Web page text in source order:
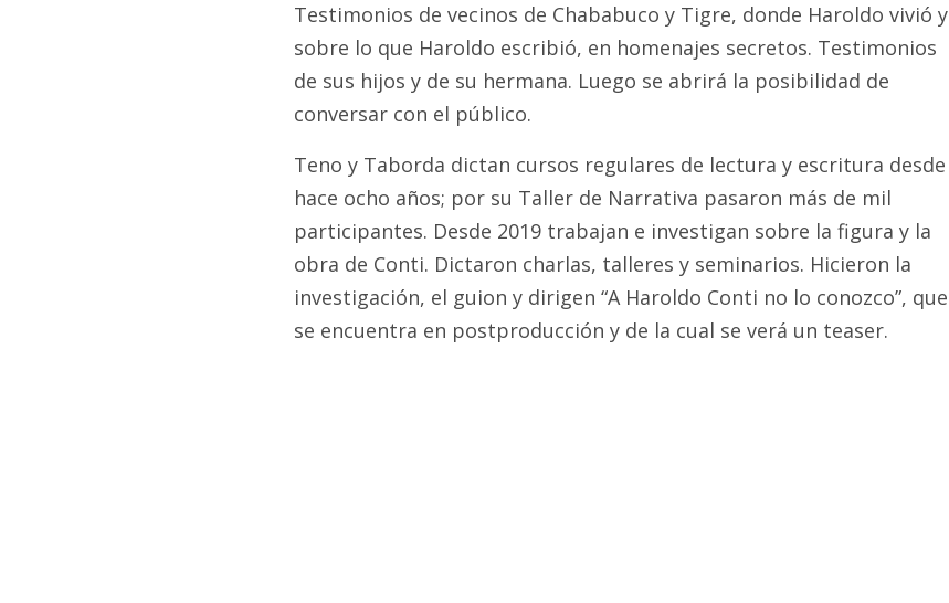
Testimonios de vecinos de Chababuco y Tigre, donde Haroldo vivió y
sobre lo que Haroldo escribió, en homenajes secretos. Testimonios
de sus hijos y de su hermana. Luego se abrirá la posibilidad de
conversar con el público.
Teno y Taborda dictan cursos regulares de lectura y escritura desde
hace ocho años; por su Taller de Narrativa pasaron más de mil
participantes. Desde 2019 trabajan e investigan sobre la figura y la
obra de Conti. Dictaron charlas, talleres y seminarios. Hicieron la
investigación, el guion y dirigen “A Haroldo Conti no lo conozco”, que
se encuentra en postproducción y de la cual se verá un teaser.